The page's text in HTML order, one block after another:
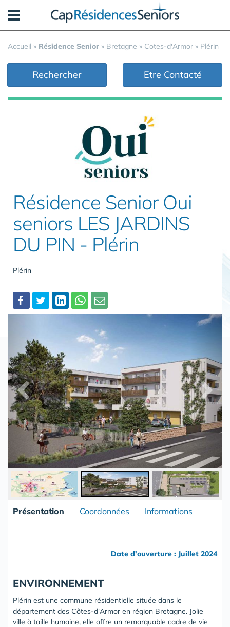
Accueil » Résidence Senior » Bretagne » Cotes-d'Armor » Plérin
Rechercher Etre Contacté
Résidence Senior Oui
seniors LES JARDINS
DU PIN - Plérin
Plérin
Partager
Présentation Coordonnées Informations
Date d'ouverture : Juillet 2024
ENVIRONNEMENT
Plérin est une commune résidentielle située dans le
département des Côtes-d'Armor en région Bretagne. Jolie
ville à taille humaine, elle offre un remarquable cadre de vie